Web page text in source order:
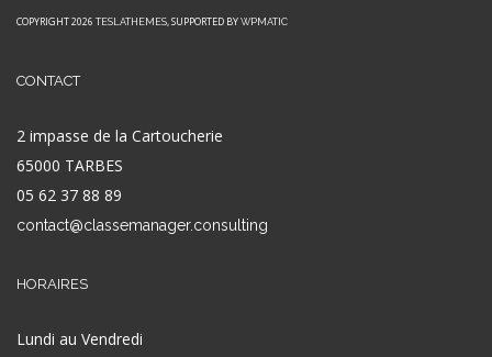
COPYRIGHT 2026 TESLATHEMES, SUPPORTED BY WPMATIC
CONTACT
2 impasse de la Cartoucherie
65000 TARBES
05 62 37 88 89
contact@classemanager.consulting
HORAIRES
Lundi au Vendredi